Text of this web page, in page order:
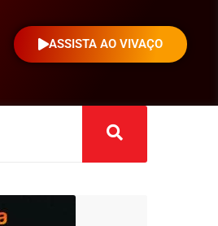
ASSISTA AO VIVAÇO